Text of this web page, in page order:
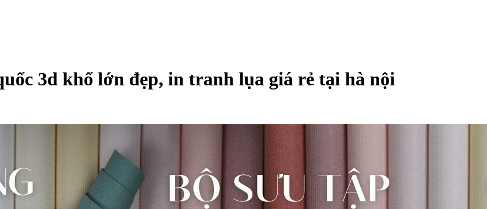
3d khổ lớn đẹp, in tranh lụa giá rẻ tại hà nội